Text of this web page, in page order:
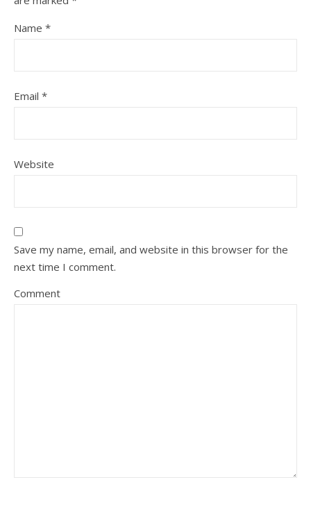
Name *
Email *
Website
Save my name, email, and website in this browser for the
next time I comment.
Comment